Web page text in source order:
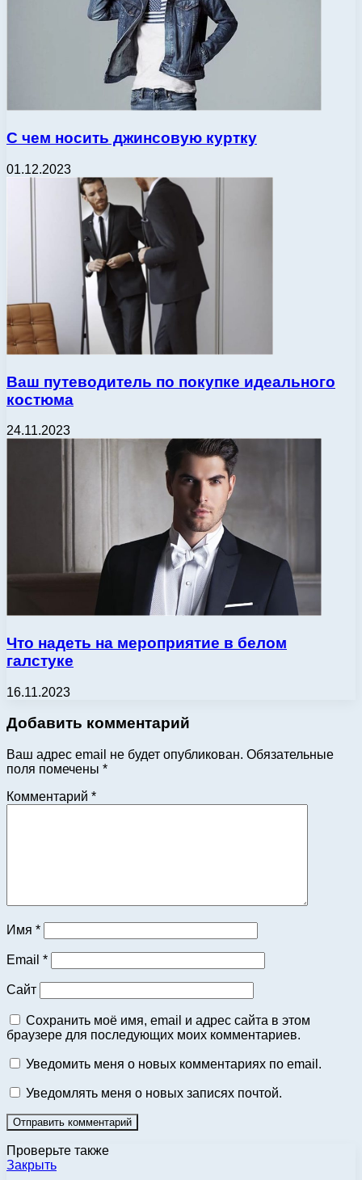
С чем носить джинсовую куртку
01.12.2023
Ваш путеводитель по покупке идеального
костюма
24.11.2023
Что надеть на мероприятие в белом
галстуке
16.11.2023
Добавить комментарий
Ваш адрес email не будет опубликован. Обязательные
поля помечены *
Комментарий *
Имя *
Email *
Сайт
Сохранить моё имя, email и адрес сайта в этом
браузере для последующих моих комментариев.
Уведомить меня о новых комментариях по email.
Уведомлять меня о новых записях почтой.
Проверьте также
Закрыть